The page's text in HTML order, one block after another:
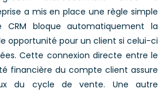
a mis en place une règle simple
bloque automatiquement la
opportunité pour un client si celui-ci
Cette connexion directe entre le
financière du compte client assure
du cycle de vente. Une autre